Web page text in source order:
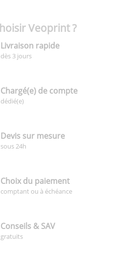
Veoprint ?
Livraison rapide
dès 3 jours
Chargé(e) de compte
dédié(e)
Devis sur mesure
sous 24h
Choix du paiement
comptant ou à échéance
Conseils & SAV
gratuits